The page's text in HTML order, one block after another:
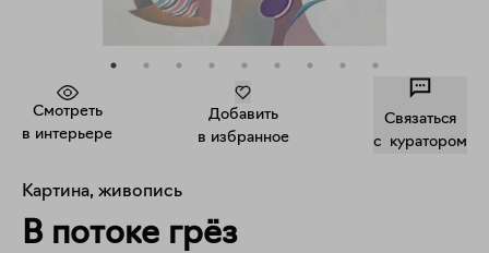
Смотреть
в интерьере
Добавить
в избранное
Связаться
c куратором
Картина, живопись
В потоке грёз